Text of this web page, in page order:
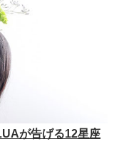
が告げる12星座